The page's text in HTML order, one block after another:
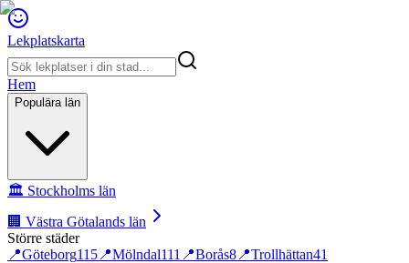
Lekplatskarta
Hem
Populära län
🏛️ Stockholms län
🏢 Västra Götalands län
Större städer
📍Göteborg115 📍Mölndal111 📍Borås8 📍Trollhättan41